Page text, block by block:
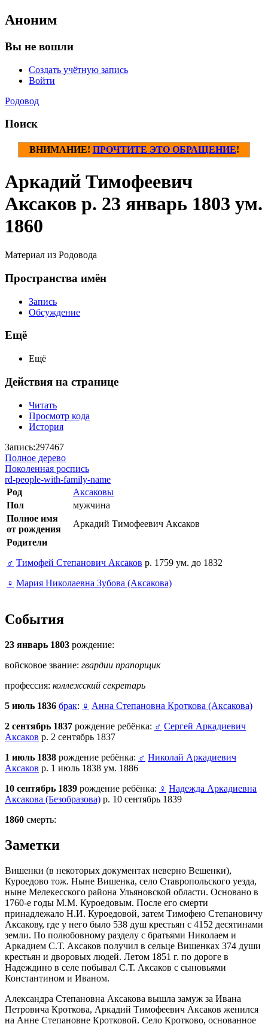
Аноним
Вы не вошли
Создать учётную запись
Войти
Родовод
Поиск
ВНИМАНИЕ! ПРОЧТИТЕ ЭТО ОБРАЩЕНИЕ!
Аркадий Тимофеевич
Аксаков р. 23 январь 1803 ум.
1860
Материал из Родовода
Пространства имён
Запись
Обсуждение
Ещё
Ещё
Действия на странице
Читать
Просмотр кода
История
Запись:297467
Полное дерево
Поколенная роспись
rd-people-with-family-name
Род
Аксаковы
Пол
мужчина
Полное имя
от рождения
Аркадий Тимофеевич Аксаков
Родители
♂ Тимофей Степанович Аксаков р. 1759 ум. до 1832
♀ Мария Николаевна Зубова (Аксакова)
События
23 январь 1803 рождение:
войсковое звание: гвардии прапорщик
профессия: коллежский секретарь
5 июль 1836 брак: ♀ Анна Степановна Кроткова (Аксакова)
2 сентябрь 1837 рождение ребёнка: ♂ Сергей Аркадиевич
Аксаков р. 2 сентябрь 1837
1 июль 1838 рождение ребёнка: ♂ Николай Аркадиевич
Аксаков р. 1 июль 1838 ум. 1886
10 сентябрь 1839 рождение ребёнка: ♀ Надежда Аркадиевна
Аксакова (Безобразова) р. 10 сентябрь 1839
1860 смерть:
Заметки
Вишенки (в некоторых документах неверно Вешенки),
Куроедово тож. Ныне Вишенка, село Ставропольского уезда,
ныне Мелекесского района Ульяновской области. Основано в
1760-е годы М.М. Куроедовым. После его смерти
принадлежало Н.И. Куроедовой, затем Тимофею Степановичу
Аксакову, где у него было 538 душ крестьян с 4152 десятинами
земли. По полюбовному разделу с братьями Николаем и
Аркадием С.Т. Аксаков получил в сельце Вишенках 374 души
крестьян и дворовых людей. Летом 1851 г. по дороге в
Надеждино в селе побывал С.Т. Аксаков с сыновьями
Константином и Иваном.
Александра Степановна Аксакова вышла замуж за Ивана
Петровича Кроткова, Аркадий Тимофеевич Аксаков женился
на Анне Степановне Кротковой. Село Кротково, основанное